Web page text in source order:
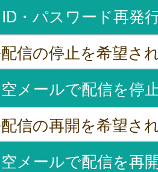
ID・パスワード再発
信の停止を希望さ
空メールで配信を停
信の再開を希望さ
空メールで配信を再